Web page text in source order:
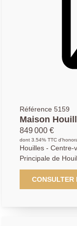
Principale,
01.39.14.14.72
Référence 5159
Maison
849 000 €
dont 3.54% TTC
Houilles - Centre-ville
Principale de
superbe maison
170m2 habitable
terrain. Située
une entrée
CONSULTER